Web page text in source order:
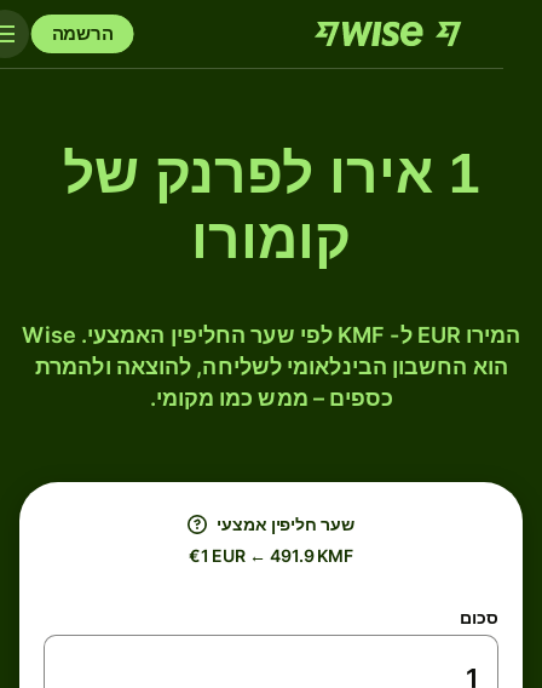
הרשמה
1 אירו לפרנק של
קומורו
המירו EUR ל- KMF לפי שער החליפין האמצעי. Wise
הוא החשבון הבינלאומי לשליחה, להוצאה ולהמרת
כספים – ממש כמו מקומי.
שער חליפין אמצעי
€1 EUR ← 491.9 KMF
סכום